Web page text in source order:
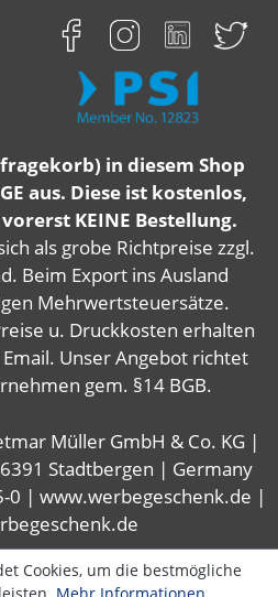
in diesem Shop
aus. Diese ist kostenlos,
KEINE Bestellung.
als grobe Richtpreise zzgl.
Beim Export ins Ausland
Mehrwertsteuersätze.
u. Druckkosten erhalten
Unser Angebot richtet
gem. §14 BGB.
Müller GmbH & Co. KG |
Stadtbergen | Germany
0 | www.werbegeschenk.de |
Cookies, um die bestmögliche